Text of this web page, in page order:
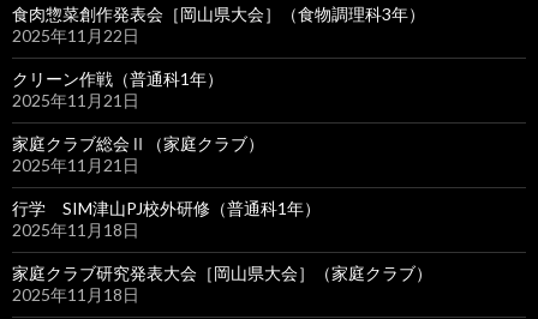
食肉惣菜創作発表会［岡山県大会］（食物調理科3年）
2025年11月22日
クリーン作戦（普通科1年）
2025年11月21日
家庭クラブ総会Ⅱ（家庭クラブ）
2025年11月21日
行学 SIM津山PJ校外研修（普通科1年）
2025年11月18日
家庭クラブ研究発表大会［岡山県大会］（家庭クラブ）
2025年11月18日